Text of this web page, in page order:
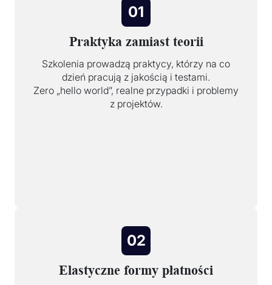
01
Praktyka zamiast teorii
Szkolenia prowadzą praktycy, którzy na co
dzień pracują z jakością i testami.
Zero „hello world”, realne przypadki i problemy
z projektów.
02
Elastyczne formy płatności